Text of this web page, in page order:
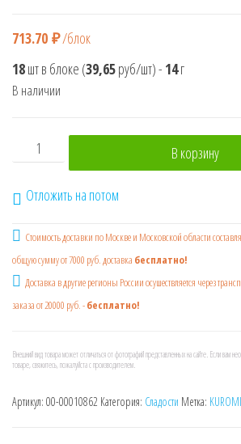
713.70 ₽/блок
18шт в блоке (39,65руб/шт)- 14г
В наличии
Количество товара KUROMIВ корзину
Отложить на потом
Стоимость доставки по Москве и Московской области
общую сумму от 7000 руб. доставка бесплатно!
Доставка в другие регионы России осушествляется через
заказа от 20000 руб. -бесплатно!
Внешний вид товара может отличаться от фотографий представленных на сайте. Если вам
товаре, свяжитесь, пожалуйста с производителем.
Артикул: 00-00010862 Категория: Сладости Метка: KUROMI